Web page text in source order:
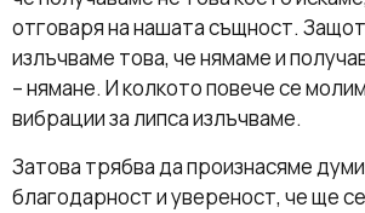
отговаря на нашата същност.
излъчваме това, че нямаме и
– нямане. И колкото повече се
вибрации за липса излъчваме.
Затова трябва да произнасяме
благодарност и увереност, че ще